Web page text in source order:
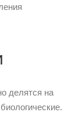
делятся на